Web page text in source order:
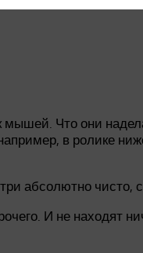
Что они
в ролике
абсолютно чисто,
И не находят